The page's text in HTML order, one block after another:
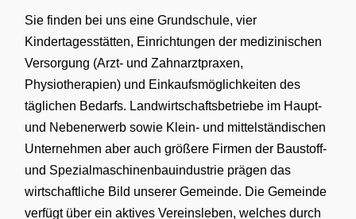
Sie finden bei uns eine Grundschule, vier
Kindertagesstätten, Einrichtungen der medizinischen
Versorgung (Arzt- und Zahnarztpraxen,
Physiotherapien) und Einkaufsmöglichkeiten des
täglichen Bedarfs. Landwirtschaftsbetriebe im Haupt-
und Nebenerwerb sowie Klein- und mittelständischen
Unternehmen aber auch größere Firmen der Baustoff-
und Spezialmaschinenbauindustrie prägen das
wirtschaftliche Bild unserer Gemeinde. Die Gemeinde
verfügt über ein aktives Vereinsleben, welches durch